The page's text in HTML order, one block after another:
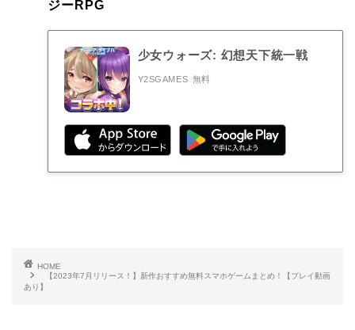
ジーRPG
少女ウォーズ: 幻想天下統一戦
Y2SGAMES 無料
HOME
【2023年7月リリース！】新作おすすめ無料スマホゲームまとめ！【プレイ動画
あり】